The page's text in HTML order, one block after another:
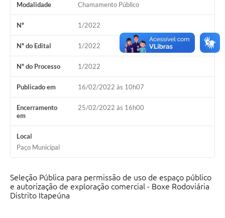
Modalidade Chamamento Público
Nº 1/2022
Nº do Edital 1/2022
Nº do Processo 1/2022
Publicado em 16/02/2022 às 10h07
Encerramento
em
25/02/2022 às 16h00
Local
Paço Municipal
Seleção Pública para permissão de uso de espaço público
e autorização de exploração comercial - Boxe Rodoviária
Distrito Itapeúna